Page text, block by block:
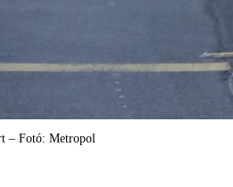
– Fotó: Metropol